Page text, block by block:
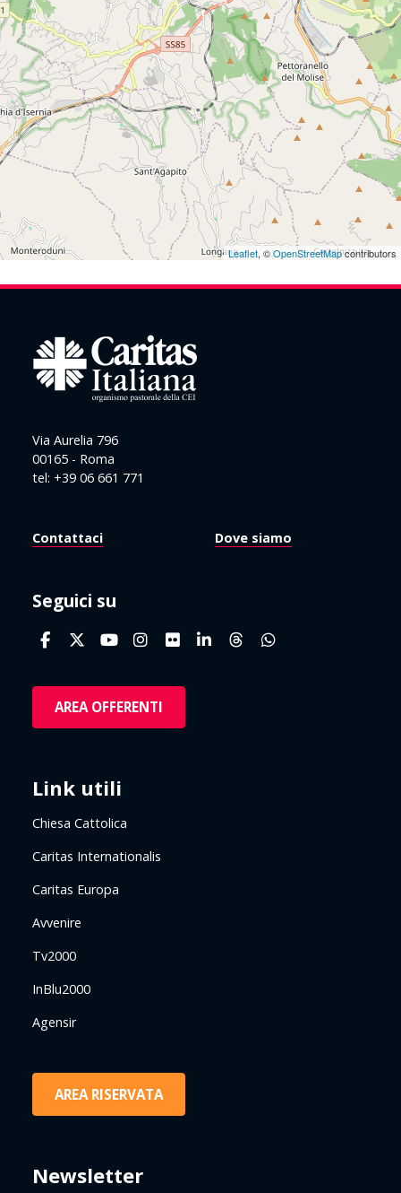
Leaflet, ©OpenStreetMapcontributors
Via Aurelia 796
00165 - Roma
tel: +39 06 661 771
Contattaci Dove siamo
Seguici su
AREA OFFERENTI
Link utili
Chiesa Cattolica
Caritas Internationalis
Caritas Europa
Avvenire
Tv2000
InBlu2000
Agensir
AREA RISERVATA
Newsletter